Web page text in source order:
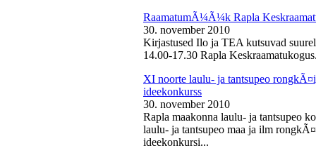
RaamatumÃ¼Ã¼k Rapla
30. november 2010
Kirjastused Ilo ja TEA kutsuvad
14.00-17.30 Rapla
XI noorte laulu- ja tantsupeo
ideekonkurss
30. november 2010
Rapla maakonna laulu- ja tantsupeo
laulu- ja tantsupeo maa ja ilm
ideekonkursi...